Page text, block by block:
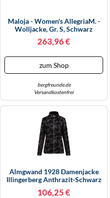
Maloja - Women's AllegriaM. -
Wolljacke, Gr. S, Schwarz
(Moonless)
263,96 €
zum Shop
bergfreunde.de
Versandkostenfrei
Almgwand 1928 Damenjacke
Illingerberg Anthrazit-Schwarz
106,25 €